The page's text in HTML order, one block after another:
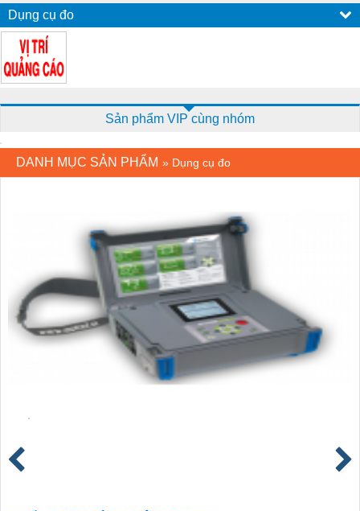
Dụng cụ đo
Sản phẩm VIP cùng nhóm
DANH MỤC SẢN PHẨM » Dụng cụ đo